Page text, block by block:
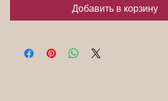
Добавить в корзину